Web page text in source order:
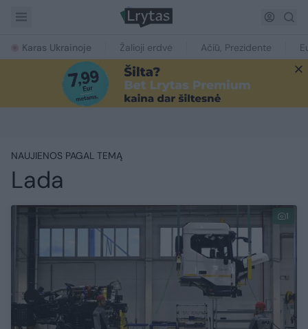
Karas Ukrainoje Žalioji erdvė Ačiū, Prezidente
NAUJIENOS PAGAL TEMĄ
Lada
1